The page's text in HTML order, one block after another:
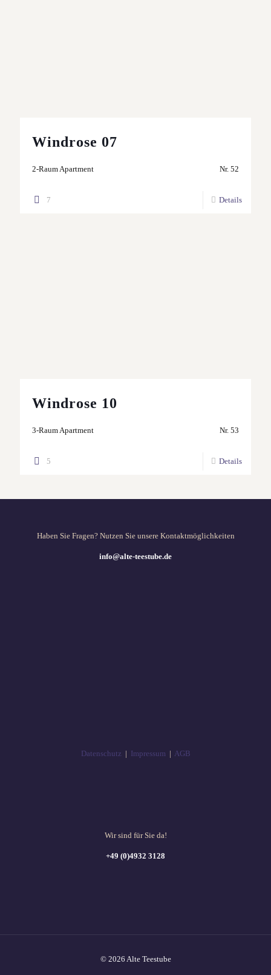
Windrose 07
2-Raum Apartment Nr. 52
7 Details
Windrose 10
3-Raum Apartment Nr. 53
5 Details
Haben Sie Fragen? Nutzen Sie unsere Kontaktmöglichkeiten
info@alte-teestube.de
Datenschutz | Impressum | AGB
Wir sind für Sie da!
+49 (0)4932 3128
© 2026 Alte Teestube